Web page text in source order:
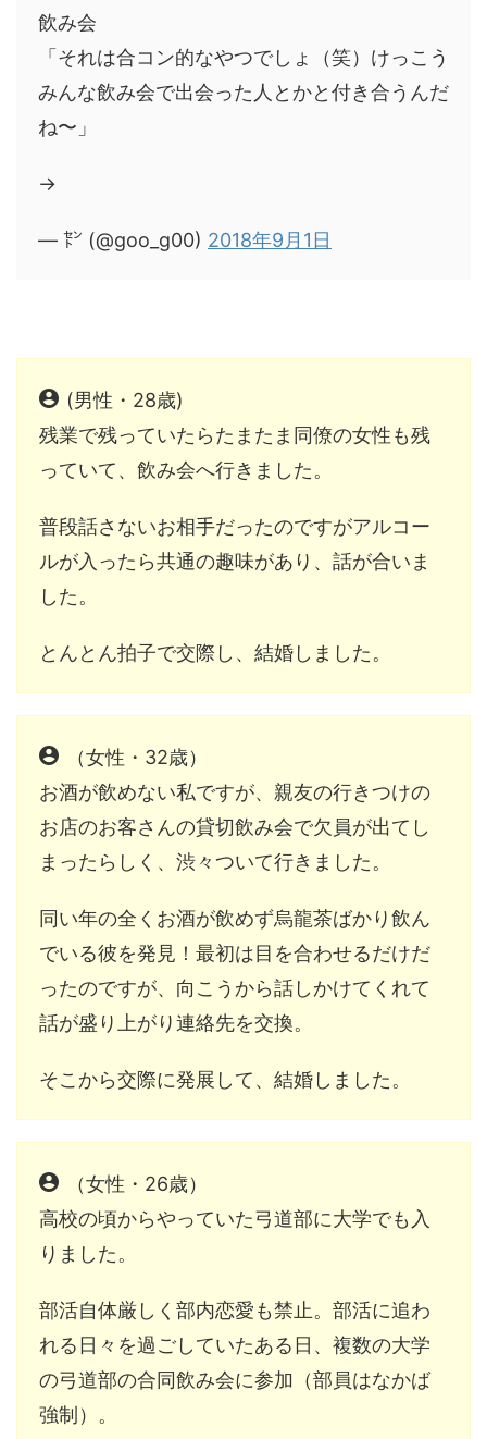
飲み会
「それは合コン的なやつでしょ（笑）けっこう
みんな飲み会で出会った人とかと付き合うんだ
ね〜」
→
— ㌣ (@goo_g00) 2018年9月1日
(男性・28歳)
残業で残っていたらたまたま同僚の女性も残
っていて、飲み会へ行きました。
普段話さないお相手だったのですがアルコー
ルが入ったら共通の趣味があり、話が合いま
した。
とんとん拍子で交際し、結婚しました。
（女性・32歳）
お酒が飲めない私ですが、親友の行きつけの
お店のお客さんの貸切飲み会で欠員が出てし
まったらしく、渋々ついて行きました。
同い年の全くお酒が飲めず烏龍茶ばかり飲ん
でいる彼を発見！最初は目を合わせるだけだ
ったのですが、向こうから話しかけてくれて
話が盛り上がり連絡先を交換。
そこから交際に発展して、結婚しました。
（女性・26歳）
高校の頃からやっていた弓道部に大学でも入
りました。
部活自体厳しく部内恋愛も禁止。 部活に追わ
れる日々を過ごしていたある日、 複数の大学
の弓道部の合同飲み会に参加（部員はなかば
強制）。